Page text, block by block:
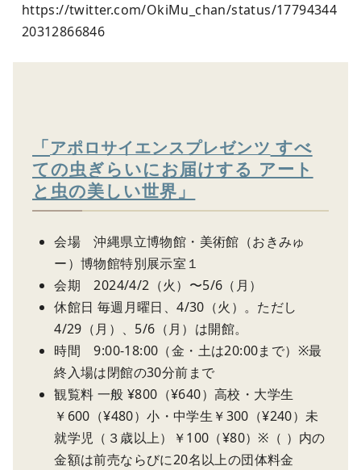
https://twitter.com/OkiMu_chan/status/17794344
20312866846
「アポロサイエンスプレゼンツ すべ
ての虫ぎらいにお届けする アート
と虫の美しい世界」
会場 沖縄県立博物館・美術館（おきみゅ
ー）博物館特別展示室１
会期 2024/4/2（火）〜5/6（月）
休館日 毎週月曜日、4/30（火）。ただし
4/29（月）、5/6（月）は開館。
時間 9:00-18:00（金・土は20:00まで）※最
終入場は閉館の30分前まで
観覧料 一般 ¥800（¥640）高校・大学生
￥600（¥480）小・中学生￥300（¥240）未
就学児（３歳以上）￥100（¥80）※（ ）内の
金額は前売ならびに20名以上の団体料金